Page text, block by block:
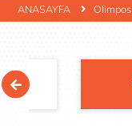
ANASAYFA Olimpos